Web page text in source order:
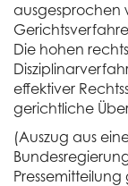
ausgesprochen
Die hohen
effektiver
gerichtliche
(Auszug aus